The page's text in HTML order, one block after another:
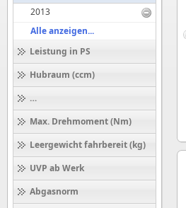
2013
Alle anzeigen...
Leistung in PS
Hubraum (ccm)
Höchstgeschwindigkeit (km/h)
Max. Drehmoment (Nm)
Leergewicht fahrbereit (kg)
UVP ab Werk
Abgasnorm